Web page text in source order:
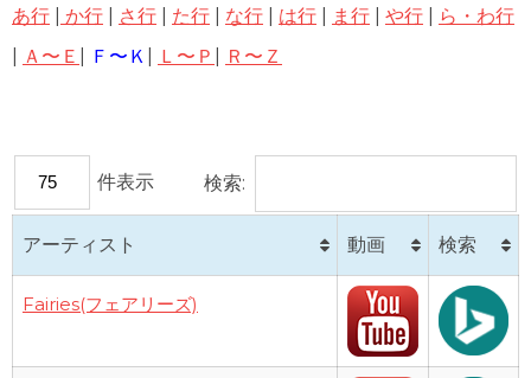
あ行 か行 さ行 た行 な行 は行 ま行 や行
ら・わ行
Ａ〜Ｅ Ｆ〜Ｋ Ｌ〜Ｐ Ｒ〜Ｚ
件表示 検索:
アーティスト 動画 検索
Fairies(フェアリーズ)
シングルTOP100
1996年（平成8年）
シングルTOP100
1997年（平成9年）
1998年（平成10年）
1983年（昭和58年）プレイバック
1980年（昭和55年）プレイバック
1973年（昭和48年）ヒット曲ランキング
1970年（昭和45年）ヒット曲ランキング